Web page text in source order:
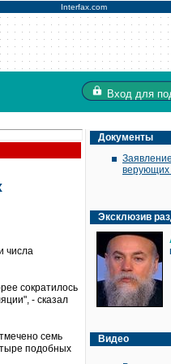
Interfax.com
Вход для
числа
сократилось
- сказал
семь
подобных
Документы
верующих
Эксклюзив
Видео